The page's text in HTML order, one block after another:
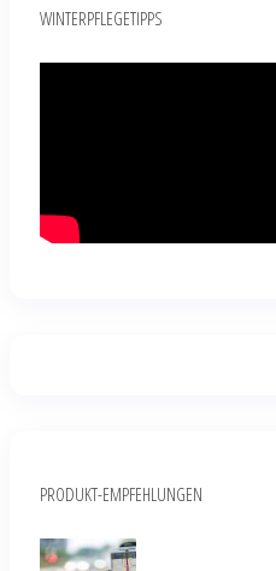
WINTERPFLEGETIPPS
PRODUKT-EMPFEHLUNGEN